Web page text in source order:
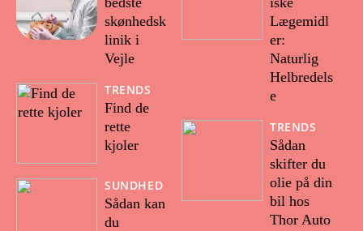
skønhedsk
linik i
Vejle
TRENDS
Find de
rette
kjoler
SUNDHED
Sådan kan
du
Lægemidl
er:
Naturlig
Helbredels
e
TRENDS
Sådan
skifter du
olie på din
bil hos
Thor Auto